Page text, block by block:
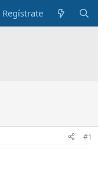
Regístrate
#1